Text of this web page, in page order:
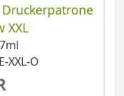
XXL
XXL-O